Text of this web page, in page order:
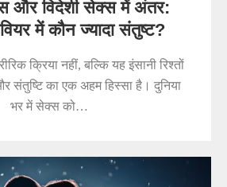
और विदेशी सेक्स में अंतर:
में कौन ज्यादा संतुष्ट?
क्रिया नहीं, बल्कि यह इंसानी रिश्तों
संतुष्टि का एक अहम हिस्सा है। दुनिया
भर में सेक्स को…